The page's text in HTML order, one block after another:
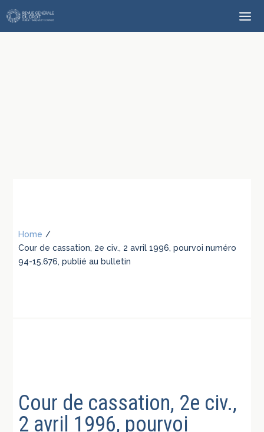
Home /
Cour de cassation, 2e civ., 2 avril 1996, pourvoi numéro
94-15.676, publié au bulletin
Cour de cassation, 2e civ.,
2 avril 1996, pourvoi